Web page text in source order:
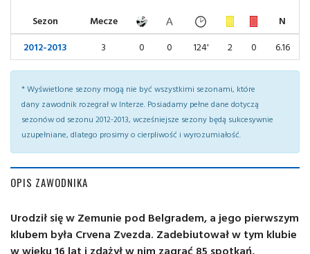
Sezon Mecze
N
2012-2013
3 0 0 124' 2 0 6.16
* Wyświetlone sezony mogą nie być wszystkimi sezonami, które
dany zawodnik rozegrał w Interze. Posiadamy pełne dane dotyczą
sezonów od sezonu 2012-2013, wcześniejsze sezony będą sukcesywnie
uzupełniane, dlatego prosimy o cierpliwość i wyrozumiałość.
OPIS ZAWODNIKA
Urodził się w Zemunie pod Belgradem, a jego pierwszym
klubem była Crvena Zvezda. Zadebiutował w tym klubie
w wieku 16 lat i zdążył w nim zagrać 85 spotkań,